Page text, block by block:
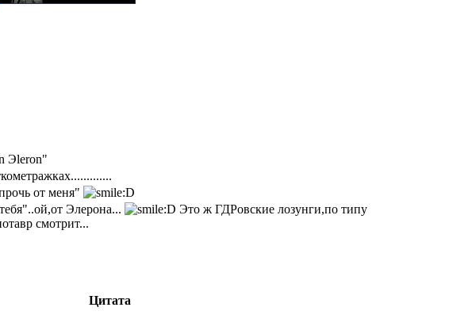
Эleron"
от меня"
Элерона...
Это ж ГДРовские лозунги,по типу
смотрит...
Цитата